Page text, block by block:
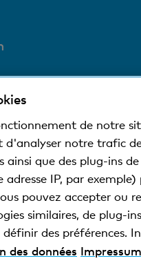
juridiques et
filiale détenue à 100%
de notre
notre trafic
ainsi que des plug-ins
IP, par
pouvez accepter ou
similaires, de plug-
des préférences.
des données Impressum